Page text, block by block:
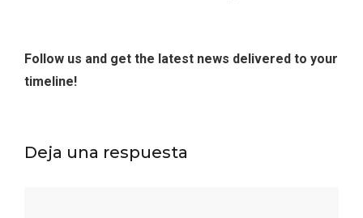
Follow us and get the latest news delivered to your
timeline!
Deja una respuesta